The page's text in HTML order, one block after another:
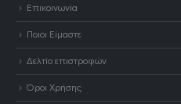
Επικοινωνία
Ποιοι Είμαστε
Δελτίο επιστροφών
Όροι Χρήσης